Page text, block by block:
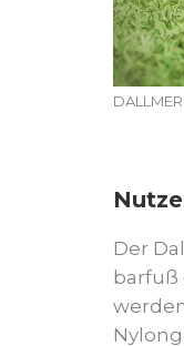
Der
barfuß